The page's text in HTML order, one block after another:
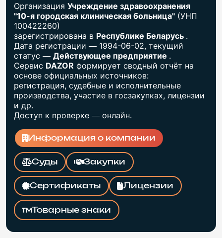
Организация Учреждение здравоохранения
"10-я городская клиническая больница" (УНП
100422260)
зарегистрирована в Республике Беларусь .
Дата регистрации — 1994-06-02, текущий
статус — Действующее предприятие .
Сервис DAZOR формирует сводный отчёт на
основе официальных источников:
регистрация, судебные и исполнительные
производства, участие в госзакупках, лицензии
и др.
Доступ к проверке — онлайн.
Информация о компании
Суды Закупки
Сертификаты Лицензии
Товарные знаки